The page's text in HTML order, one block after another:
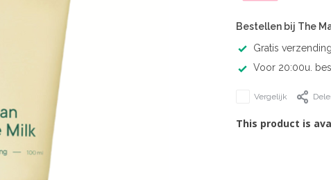
Bestellen bij The
Gratis
Voor 20:00u.
Vergelijk
This product is